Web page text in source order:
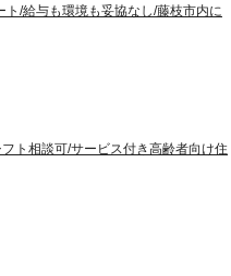
/給与も環境も妥協なし/藤枝市内に
ト相談可/サービス付き高齢者向け住